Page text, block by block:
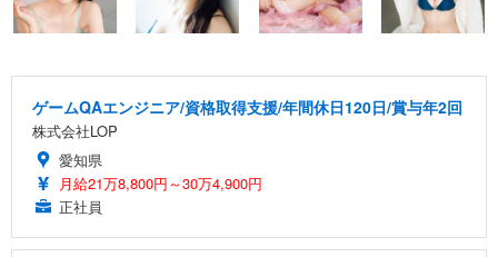
ゲームQAエンジニア/資格取得支援/年間休日120日/賞与年2回
株式会社LOP
愛知県
月給21万8,800円～30万4,900円
正社員